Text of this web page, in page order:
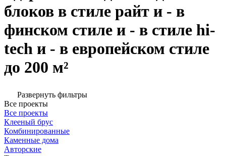
блоков в стиле райт и - в
финском стиле и - в стиле hi-
tech и - в европейском стиле
до 200 м²
Развернуть фильтры
Все проекты
Все проекты
Клееный брус
Комбинированные
Каменные дома
Авторские